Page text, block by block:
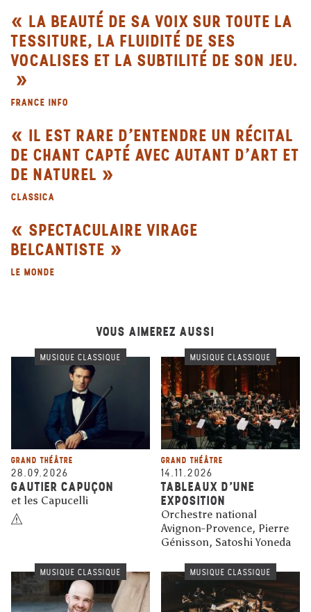
LA BEAUTÉ DE SA VOIX SUR TOUTE LA
TESSITURE, LA FLUIDITÉ DE SES
VOCALISES ET LA SUBTILITÉ DE SON JEU.
FRANCE INFO
IL EST RARE D'ENTENDRE UN RÉCITAL
DE CHANT CAPTÉ AVEC AUTANT D'ART ET
DE NATUREL
CLASSICA
SPECTACULAIRE VIRAGE
BELCANTISTE
LE MONDE
VOUS AIMEREZ AUSSI
MUSIQUE CLASSIQUE
GRAND THÉÂTRE
28.09.2026
GAUTIER CAPUÇON
et les Capucelli
MUSIQUE CLASSIQUE
GRAND THÉÂTRE
14.11.2026
TABLEAUX D'UNE
EXPOSITION
Orchestre national
Avignon-Provence, Pierre
Génisson, Satoshi Yoneda
MUSIQUE CLASSIQUE MUSIQUE CLASSIQUE